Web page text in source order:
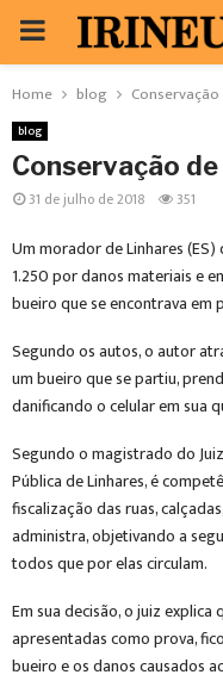
PRIMARY
MENU
Home blog
blog
Conservação
31 de julho de 2018 351
Um morador de Linhares
1.250 por danos materiais e
bueiro que se encontrava em
Segundo os autos, o autor
um bueiro que se partiu,
danificando o celular em sua
Segundo o magistrado do
Pública de Linhares, é
fiscalização das ruas,
administra, objetivando a
todos que por elas circulam.
Em sua decisão, o juiz
apresentadas como prova,
bueiro e os danos causados